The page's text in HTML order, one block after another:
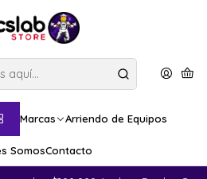
Marcas Arriendo de Equipos
SomosContacto